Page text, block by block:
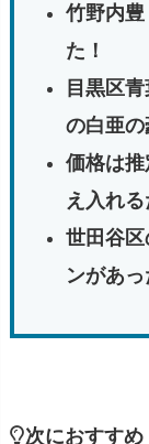
竹野内
た！
目黒区
の白亜の
価格は
え入れ
世田谷
ンがあっ
次におすす